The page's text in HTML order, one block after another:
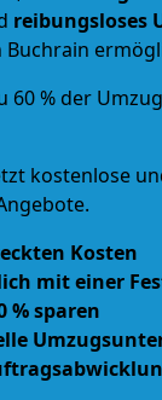
reibungsloses
Buchrain
60 % der
kostenlose
Kosten
mit einer
% sparen